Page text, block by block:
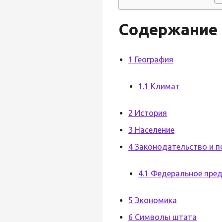
Содержание
1 География
1.1 Климат
2 История
3 Население
4 Законодательство и
4.1 Федеральное
5 Экономика
6 Символы штата